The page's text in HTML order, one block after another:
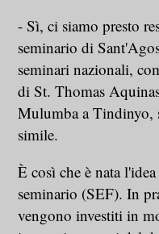
- Sì, ci siamo presto
seminario di
seminari nazionali,
di St. Thomas
Mulumba a Tindinyo,
simile.
È così che è nata
seminario (SEF). In
vengono investiti in